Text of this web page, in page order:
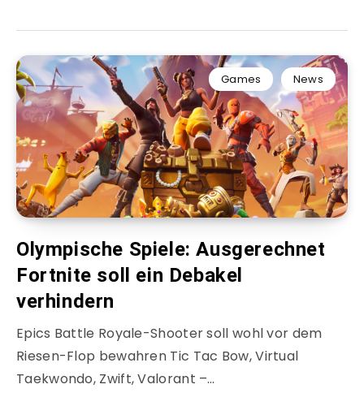
Games News
Olympische Spiele: Ausgerechnet
Fortnite soll ein Debakel
verhindern
Epics Battle Royale-Shooter soll wohl vor dem
Riesen-Flop bewahren Tic Tac Bow, Virtual
Taekwondo, Zwift, Valorant –…